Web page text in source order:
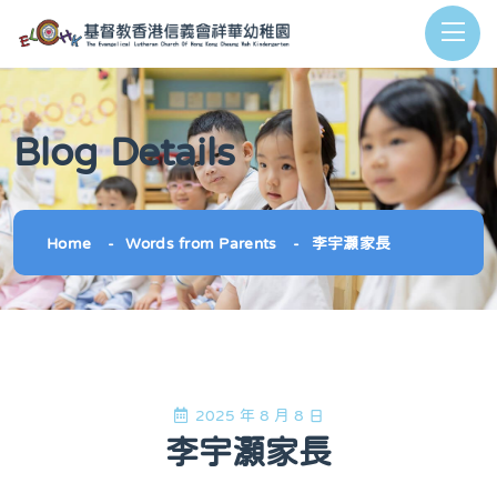
Blog Details
Home Words from Parents 李宇灝家長
2025 年 8 月 8 日
李宇灝家長